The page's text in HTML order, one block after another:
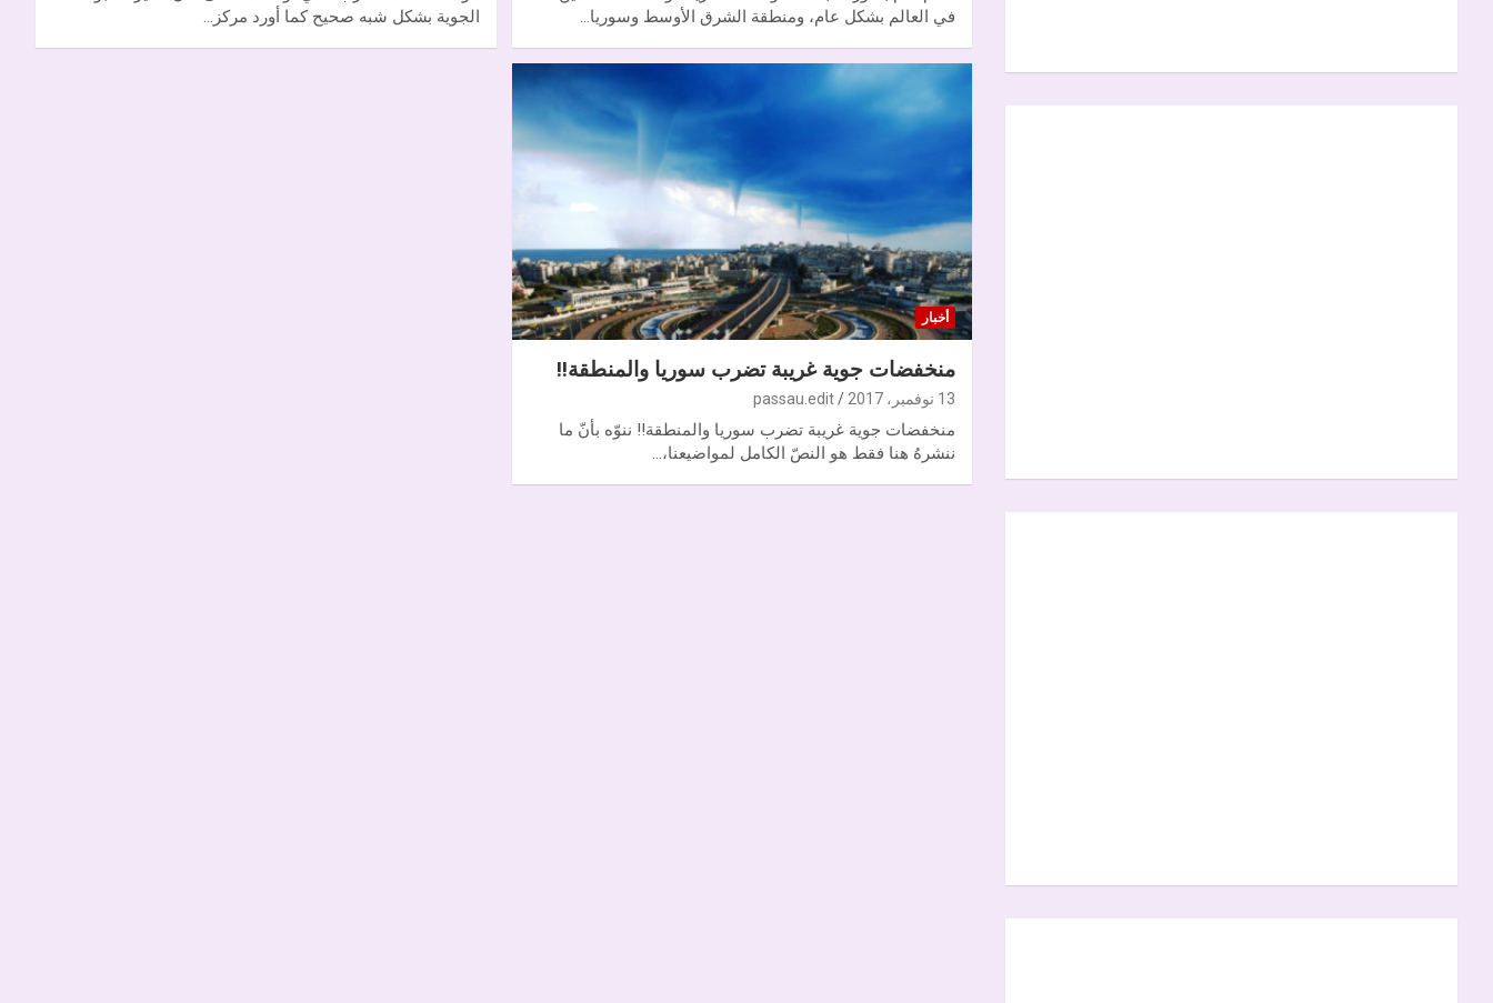
في العالم بشكل عام، ومنطقة الشرق الأوسط وسوريا…
الجوية بشكل شبه صحيح كما أورد مركز…
أخبار
منخفضات جوية غريبة تضرب سوريا والمنطقة!!
13 نوفمبر، 2017 passau.edit
منخفضات جوية غريبة تضرب سوريا والمنطقة!! ننوّه بأنّ ما
ننشرهُ هنا فقط هو النصّ الكامل لمواضيعنا،…